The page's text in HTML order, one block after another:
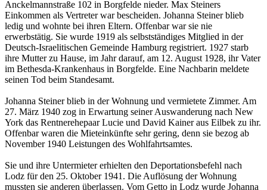
Anckelmannstraße 102 in Borgfelde nieder. Max Steiners
Einkommen als Ver­treter war bescheiden. Johanna Steiner blieb
ledig und wohnte bei ihren Eltern. Offenbar war sie nie
erwerbstätig. Sie wurde 1919 als selbstständiges Mitglied in der
Deutsch-Israelitischen Gemeinde Hamburg registriert. 1927 starb
ihre Mutter zu Hause, im Jahr darauf, am 12. August 1928, ihr Vater
im Bethesda-Krankenhaus in Borgfelde. Eine Nachbarin meldete
seinen Tod beim Standesamt.
Johanna Steiner blieb in der Wohnung und vermietete Zimmer. Am
27. März 1940 zog in Er­wartung seiner Auswanderung nach New
York das Rentnerehepaar Lucie und David Kainer aus Eilbek zu ihr.
Offenbar waren die Mieteinkünfte sehr gering, denn sie bezog ab
No­vem­ber 1940 Leistungen des Wohlfahrtsamtes.
Sie und ihre Untermieter erhielten den Deportationsbefehl nach
Lodz für den 25. Oktober 1941. Die Auflösung der Wohnung
mussten sie anderen überlassen. Vom Getto in Lodz wurde Johanna